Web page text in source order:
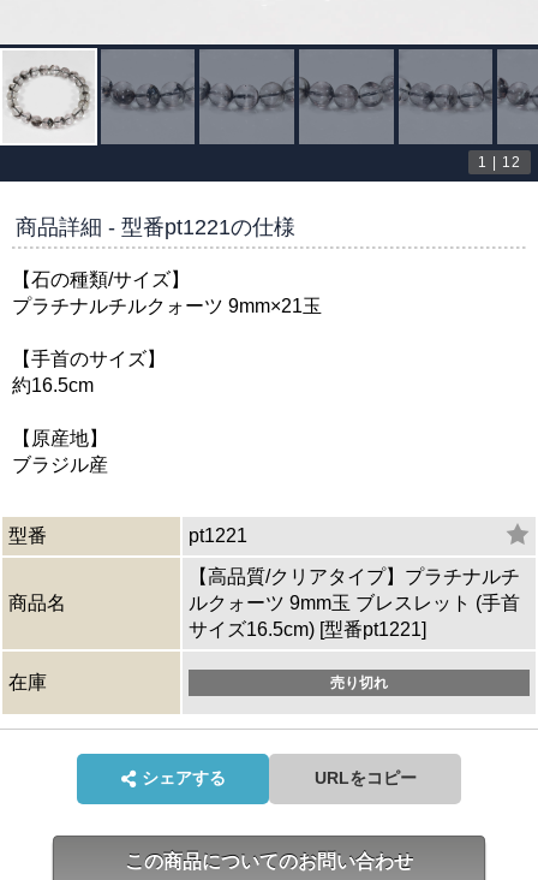
1 | 12
【高品質/クリアタイプ】プラチナルチルクォーツ
商品詳細 - 型番pt1221の仕様
【石の種類/サイズ】
プラチナルチルクォーツ 9mm×21玉
【手首のサイズ】
約16.5cm
【原産地】
ブラジル産
型番 pt1221
商品名
【高品質/クリアタイプ】プラチナルチ
ルクォーツ 9mm玉 ブレスレット (手首
サイズ16.5cm) [型番pt1221]
在庫 売り切れ
シェアする URLをコピー
この商品についてのお問い合わせ